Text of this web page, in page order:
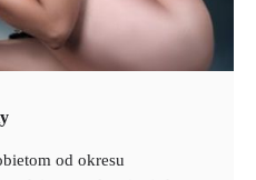
od okresu